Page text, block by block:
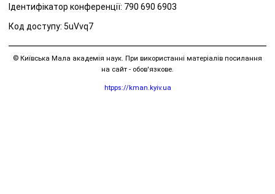
Ідентифікатор конференції: 790 690 6903
Код доступу: 5uVvq7
© Київська Мала академія наук. При використанні матеріалів посилання
на сайт - обов'язкове.
htpps://kman.kyiv.ua